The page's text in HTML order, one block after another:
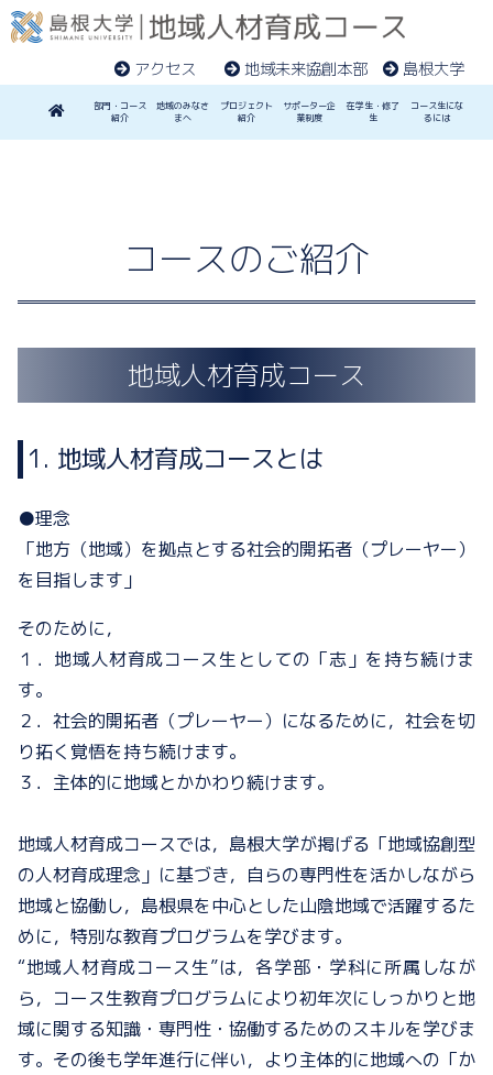
アクセス 地域未来協創本部 島根大学
部門・コース
紹介
地域のみなさ
まへ
プロジェクト
紹介
サポーター企
業制度
在学生・修了
生
コース生にな
るには
コースのご紹介
地域人材育成コース
1. 地域人材育成コースとは
●理念
「地方（地域）を拠点とする社会的開拓者（プレーヤー）
を目指します」
そのために，
１．地域人材育成コース生としての「志」を持ち続けま
す。
２．社会的開拓者（プレーヤー）になるために，社会を切
り拓く覚悟を持ち続けます。
３． 主体的に地域とかかわり続けます。
地域人材育成コースでは，島根大学が掲げる「地域協創型
の人材育成理念」に基づき， 自らの専門性を活かしながら
地域と協働し，島根県を中心とした山陰地域で活躍するた
めに， 特別な教育プログラムを学びます。
“地域人材育成コース生”は， 各学部・学科に所属しなが
ら，コース生教育プログラムにより初年次にしっかりと地
域に関する知識・専門性・協働するためのスキルを学びま
す。その後も学年進行に伴い， より主体的に地域への 「か